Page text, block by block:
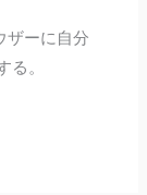
ザーに自分
る。